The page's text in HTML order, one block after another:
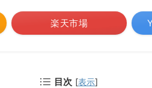
楽天市場
目次 [表示]